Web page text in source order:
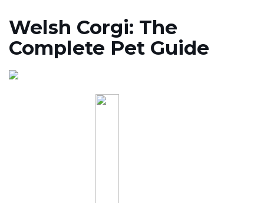
Welsh Corgi: The
Complete Pet Guide